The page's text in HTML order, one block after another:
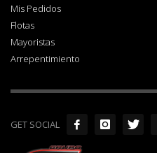
Mis Pedidos
Flotas
Mayoristas
Arrepentimiento
GET SOCIAL